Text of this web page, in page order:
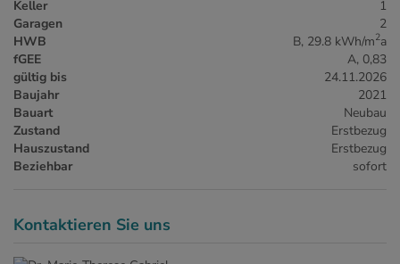
Keller
1
Garagen
2
HWB
B, 29.8 kWh/m2a
fGEE
A, 0,83
gültig bis
24.11.2026
Baujahr
2021
Bauart
Neubau
Zustand
Erstbezug
Hauszustand
Erstbezug
Beziehbar
sofort
Kontaktieren Sie uns